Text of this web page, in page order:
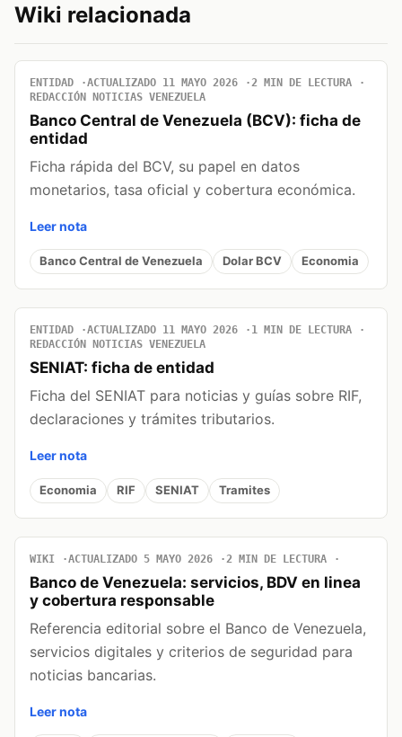
Wiki relacionada
ENTIDAD ACTUALIZADO 11 MAYO 2026
2 MIN DE LECTURA
REDACCIÓN NOTICIAS VENEZUELA
Banco Central de Venezuela (BCV): ficha de
entidad
Ficha rápida del BCV, su papel en datos
monetarios, tasa oficial y cobertura económica.
Leer nota
Banco Central de Venezuela Dolar BCV Economia
ENTIDAD ACTUALIZADO 11 MAYO 2026
1 MIN DE LECTURA
REDACCIÓN NOTICIAS VENEZUELA
SENIAT: ficha de entidad
Ficha del SENIAT para noticias y guías sobre RIF,
declaraciones y trámites tributarios.
Leer nota
Economia RIF SENIAT Tramites
WIKI ACTUALIZADO 5 MAYO 2026 2 MIN DE LECTURA
Banco de Venezuela: servicios, BDV en linea
y cobertura responsable
Referencia editorial sobre el Banco de Venezuela,
servicios digitales y criterios de seguridad para
noticias bancarias.
Leer nota